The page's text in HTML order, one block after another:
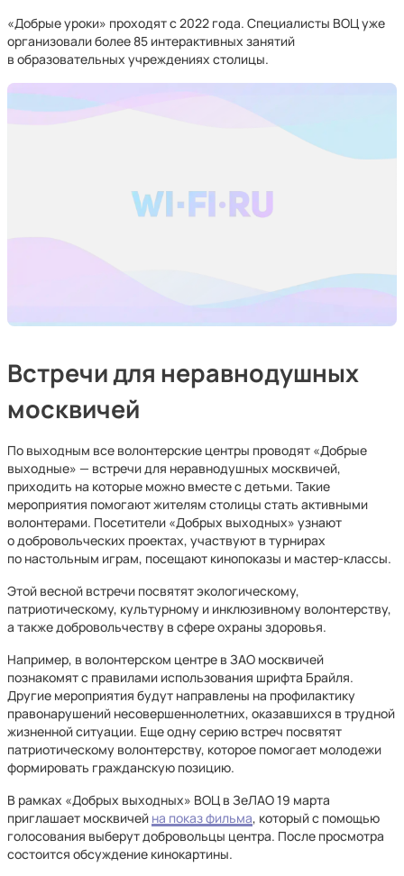
«Добрые уроки» проходят с 2022 года. Специалисты ВОЦ уже
организовали более 85 интерактивных занятий
в образовательных учреждениях столицы.
Встречи для неравнодушных
москвичей
По выходным все волонтерские центры проводят «Добрые
выходные» — встречи для неравнодушных москвичей,
приходить на которые можно вместе с детьми. Такие
мероприятия помогают жителям столицы стать активными
волонтерами. Посетители «Добрых выходных» узнают
о добровольческих проектах, участвуют в турнирах
по настольным играм, посещают кинопоказы и мастер-классы.
Этой весной встречи посвятят экологическому,
патриотическому, культурному и инклюзивному волонтерству,
а также добровольчеству в сфере охраны здоровья.
Например, в волонтерском центре в ЗАО москвичей
познакомят с правилами использования шрифта Брайля.
Другие мероприятия будут направлены на профилактику
правонарушений несовершеннолетних, оказавшихся в трудной
жизненной ситуации. Еще одну серию встреч посвятят
патриотическому волонтерству, которое помогает молодежи
формировать гражданскую позицию.
В рамках «Добрых выходных» ВОЦ в ЗеЛАО 19 марта
приглашает москвичей на показ фильма, который с помощью
голосования выберут добровольцы центра. После просмотра
состоится обсуждение кинокартины.